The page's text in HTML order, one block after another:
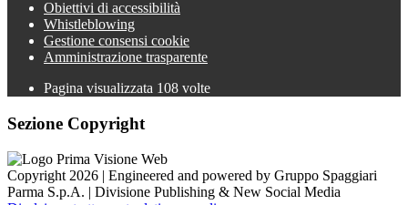
Obiettivi di accessibilità
Whistleblowing
Gestione consensi cookie
Amministrazione trasparente
Pagina visualizzata 108 volte
Sezione Copyright
Copyright 2026 | Engineered and powered by Gruppo Spaggiari
Parma S.p.A. | Divisione Publishing & New Social Media